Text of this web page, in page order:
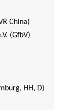
China)
(GfbV)
HH, D)